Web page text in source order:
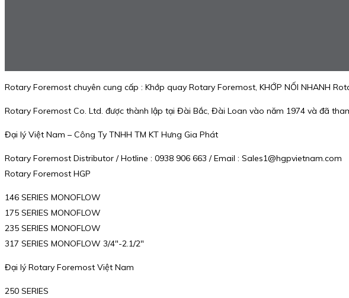
Rotary Foremost chuyên cung cấp : Khớp quay Rotary Foremost, KHỚP NỐI NHANH
Rotary Foremost Co. Ltd. được thành lập tại Đài Bắc, Đài Loan vào năm 1974 và đã
Đại lý Việt Nam – Công Ty TNHH TM KT Hưng Gia Phát
Rotary Foremost Distributor / Hotline : 0938 906 663 / Email : Sales1@hgpvietnam.com
Rotary Foremost HGP
146 SERIES MONOFLOW
175 SERIES MONOFLOW
235 SERIES MONOFLOW
317 SERIES MONOFLOW 3/4″-2.1/2″
Đại lý Rotary Foremost Việt Nam
250 SERIES